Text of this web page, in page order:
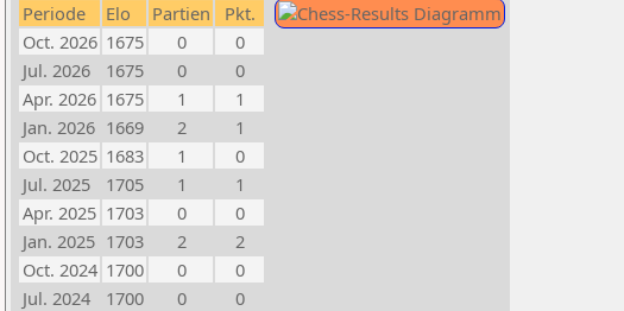
Periode Elo Partien
Pkt.
Oct. 2026 1675 0
0
Jul. 2026
1675 0
0
Apr. 2026 1675 1
1
Jan. 2026 1669 2
1
Oct. 2025 1683 1
0
Jul. 2025
1705 1
1
Apr. 2025 1703 0
0
Jan. 2025 1703 2
2
Oct. 2024 1700 0
0
Jul. 2024
1700 0
0